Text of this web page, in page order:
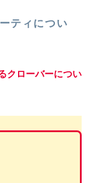
ティについ
クローバーについ